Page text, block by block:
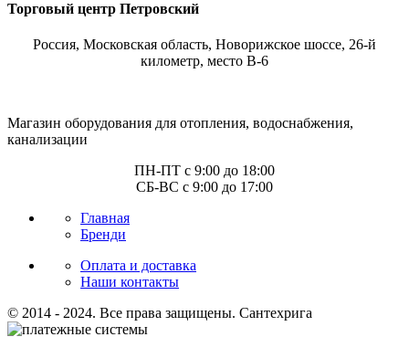
Торговый центр Петровский
Россия, Московская область, Новорижское шоссе, 26-й
километр, место В-6
Магазин оборудования для отопления, водоснабжения,
канализации
ПН-ПТ с 9:00 до 18:00
СБ-ВС с 9:00 до 17:00
Главная
Бренди
Оплата и доставка
Наши контакты
© 2014 - 2024. Все права защищены. Сантехрига